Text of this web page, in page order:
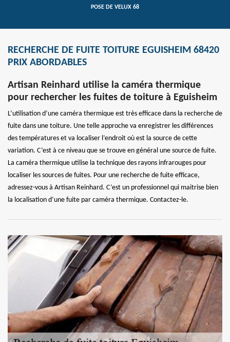
POSE DE VELUX 68
RECHERCHE DE FUITE TOITURE EGUISHEIM 68420
PRIX ABORDABLES
Artisan Reinhard utilise la caméra thermique
pour rechercher les fuites de toiture à Eguisheim
L’utilisation d’une caméra thermique est très efficace dans la recherche de
fuite dans une toiture. Une telle approche va enregistrer les différences
des températures et va localiser l’endroit où est la source de cette
variation. C’est à ce niveau que se trouve en général une source de fuite.
La caméra thermique utilise la technique des rayons infrarouges pour
localiser les sources de fuites. Pour une recherche de fuite efficace,
adressez-vous à Artisan Reinhard. C’est un professionnel qui maitrise bien
la localisation d’une fuite par caméra thermique. Contactez-le.